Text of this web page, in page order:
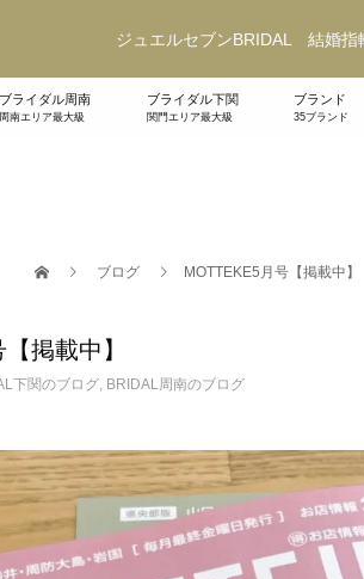
ジュエルセブンBRIDAL 結婚指
ブライダル周南
周南エリア最大級
ブライダル下関
関門エリア最大級
ブランド
35ブランド
ブログ MOTTEKE5月号【掲載中】
掲載中】
下関のブログ, BRIDAL周南のブログ